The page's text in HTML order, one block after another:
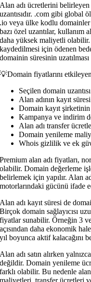
Alan adı ücretlerini
uzantısıdır. .com gibi global
.io veya ülke kodlu domainler
bazı özel uzantılar, kullanım
daha yüksek maliyetli
kaydedilmesi için ödenen
domainin süresinin
💡Domain fiyatlarını
Seçilen domain
Alan adının kayıt süresi
Domain kayıt
Kampanya ve indirim
Alan adı transfer
Domain yenileme
Whois gizlilik ve ek
Premium alan adı fiyatları,
olabilir. Domain değerleme
belirlemek için yapılır. Alan
motorlarındaki gücünü ifade
Alan adı kayıt süresi de
Birçok domain sağlayıcısı
fiyatlar sunabilir. Örneğin 3
açısından daha ekonomik
yıl boyunca aktif kalacağını
Alan adı satın alırken
değildir. Domain yenileme
farklı olabilir. Bu nedenle
maliyetleri, transfer ücretleri